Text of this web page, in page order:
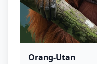
Orang-Utan